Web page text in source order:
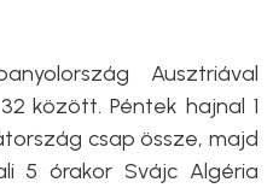
Ausztriával
között. Péntek hajnal 1
csap össze, majd
5 órakor Svájc Algéria